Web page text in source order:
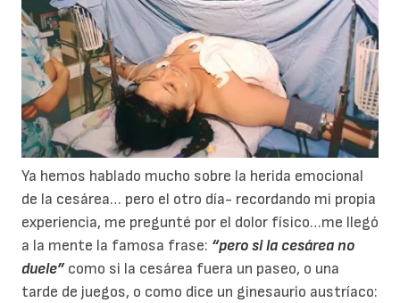
Ya hemos hablado mucho sobre la herida emocional
de la cesárea… pero el otro día- recordando mi propia
experiencia, me pregunté por el dolor físico…me llegó
a la mente la famosa frase: “pero si la cesárea no
duele”como si la cesárea fuera un paseo, o una
tarde de juegos, o como dice un ginesaurio austríaco: